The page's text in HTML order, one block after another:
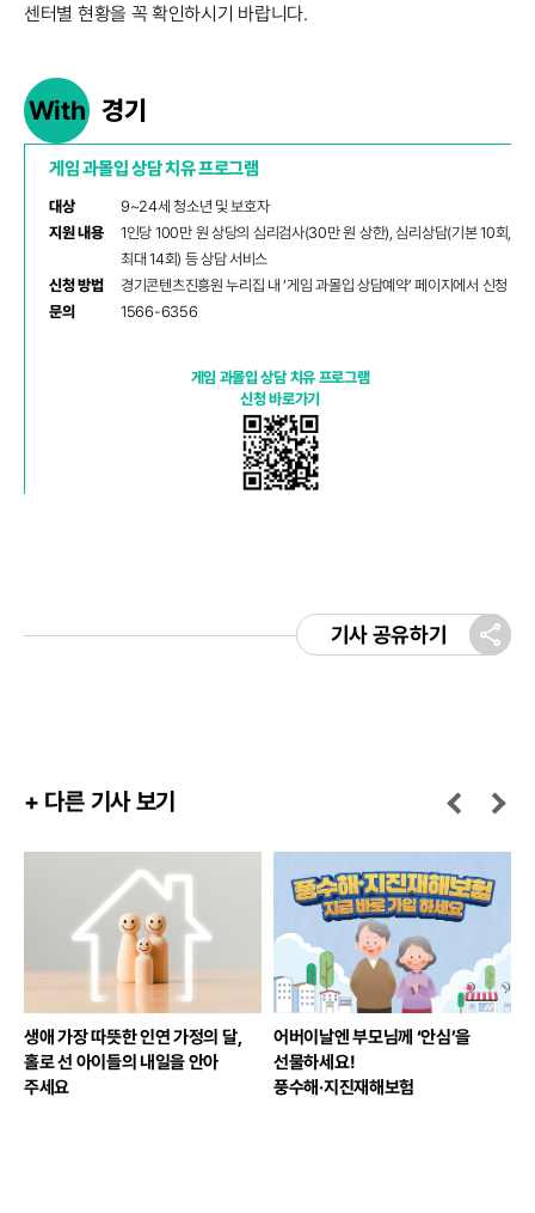
센터별 현황을 꼭 확인하시기 바랍니다.
With 경기
게임 과몰입 상담 치유 프로그램
대상
9~24세 청소년 및 보호자
지원 내용
1인당 100만 원 상당의 심리검사(30만 원 상한), 심리상담(기본 10회,
최대 14회) 등 상담 서비스
신청 방법
경기콘텐츠진흥원 누리집 내 ‘게임 과몰입 상담예약’ 페이지에서 신청
문의
1566-6356
게임 과몰입 상담 치유 프로그램
신청 바로가기
기사 공유하기
+ 다른 기사 보기
생애 가장 따뜻한 인연 가정의 달,
홀로 선 아이들의 내일을 안아
주세요
어버이날엔 부모님께 ‘안심’을
선물하세요!
풍수해·지진재해보험